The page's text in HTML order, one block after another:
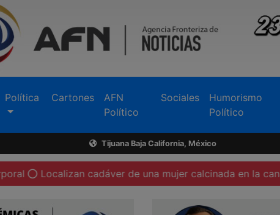
Política Cartones
AFN
Político
Sociales
Humorismo
Político
Tijuana Baja California, México
cadáver de una mujer calcinada en la canalización